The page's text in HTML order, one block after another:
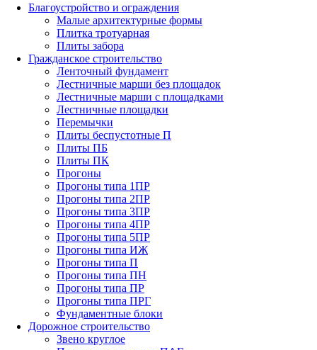
Благоустройство и ограждения
Малые архитектурные формы
Плитка тротуарная
Плиты забора
Гражданское строительство
Ленточный фундамент
Лестничные марши без площадок
Лестничные марши с площадками
Лестничные площадки
Перемычки
Плиты беспустотные П
Плиты ПБ
Плиты ПК
Прогоны
Прогоны типа 1ПР
Прогоны типа 2ПР
Прогоны типа 3ПР
Прогоны типа 4ПР
Прогоны типа 5ПР
Прогоны типа ИЖ
Прогоны типа П
Прогоны типа ПН
Прогоны типа ПР
Прогоны типа ПРГ
Фундаментные блоки
Дорожное строительство
Звено круглое